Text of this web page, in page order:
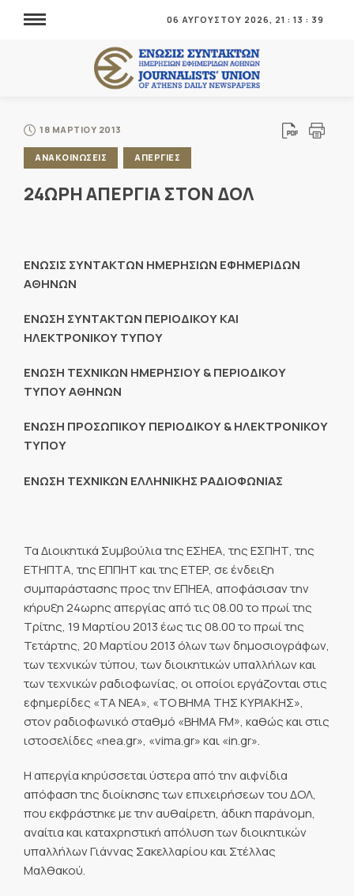
06 ΑΥΓΟΥΣΤΟΥ 2026, 21 : 13 : 39
18 ΜΑΡΤΙΟΥ 2013
ΑΝΑΚΟΙΝΩΣΕΙΣ ΑΠΕΡΓΙΕΣ
24ΩΡΗ ΑΠΕΡΓΙΑ ΣΤΟΝ ΔΟΛ
ΕΝΩΣΙΣ ΣΥΝΤΑΚΤΩΝ ΗΜΕΡΗΣΙΩΝ ΕΦΗΜΕΡΙΔΩΝ
ΑΘΗΝΩΝ
ΕΝΩΣΗ ΣΥΝΤΑΚΤΩΝ ΠΕΡΙΟΔΙΚΟΥ ΚΑΙ
ΗΛΕΚΤΡΟΝΙΚΟΥ ΤΥΠΟΥ
ΕΝΩΣΗ ΤΕΧΝΙΚΩΝ ΗΜΕΡΗΣΙΟΥ & ΠΕΡΙΟΔΙΚΟΥ
ΤΥΠΟΥ ΑΘΗΝΩΝ
ΕΝΩΣΗ ΠΡΟΣΩΠΙΚΟΥ ΠΕΡΙΟΔΙΚΟΥ & ΗΛΕΚΤΡΟΝΙΚΟΥ
ΤΥΠΟΥ
ΕΝΩΣΗ ΤΕΧΝΙΚΩΝ ΕΛΛΗΝΙΚΗΣ ΡΑΔΙΟΦΩΝΙΑΣ
Τα Διοικητικά Συμβούλια της ΕΣΗΕΑ, της ΕΣΠΗΤ, της
ΕΤΗΠΤΑ, της ΕΠΠΗΤ και της ΕΤΕΡ, σε ένδειξη
συμπαράστασης προς την ΕΠΗΕΑ, αποφάσισαν την
κήρυξη 24ωρης απεργίας από τις 08.00 το πρωί της
Τρίτης, 19 Μαρτίου 2013 έως τις 08.00 το πρωί της
Τετάρτης, 20 Μαρτίου 2013 όλων των δημοσιογράφων,
των τεχνικών τύπου, των διοικητικών υπαλλήλων και
των τεχνικών ραδιοφωνίας, οι οποίοι εργάζονται στις
εφημερίδες «ΤΑ ΝΕΑ», «ΤΟ ΒΗΜΑ ΤΗΣ ΚΥΡΙΑΚΗΣ»,
στον ραδιοφωνικό σταθμό «ΒΗΜΑ FM», καθώς και στις
ιστοσελίδες «nea.gr», «vima.gr» και «in.gr».
Η απεργία κηρύσσεται ύστερα από την αιφνίδια
απόφαση της διοίκησης των επιχειρήσεων του ΔΟΛ,
που εκφράστηκε με την αυθαίρετη, άδικη παράνομη,
αναίτια και καταχρηστική απόλυση των διοικητικών
υπαλλήλων Γιάννας Σακελλαρίου και Στέλλας
Μαλθακού.